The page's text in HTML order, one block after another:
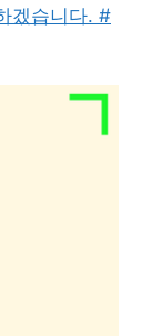
겠습니다. #